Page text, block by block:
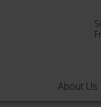
About Us